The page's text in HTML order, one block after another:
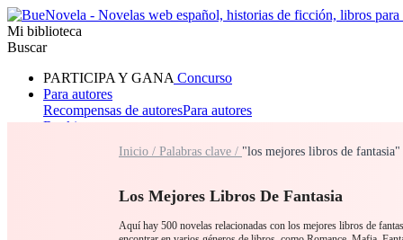
Mi biblioteca
Buscar
PARTICIPA Y GANA Concurso
Para autores
Recompensas de autoresPara autores
Ranking
RomanceHombre loboMafiaSistemaFantasíaUrbano
Inicio / Palabras clave / "los mejores libros de fantasia"
Los Mejores Libros De Fantasia
Aquí hay 500 novelas relacionadas con los mejores libros de